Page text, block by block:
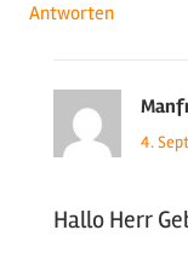
Antworten
4.
Hallo Herr